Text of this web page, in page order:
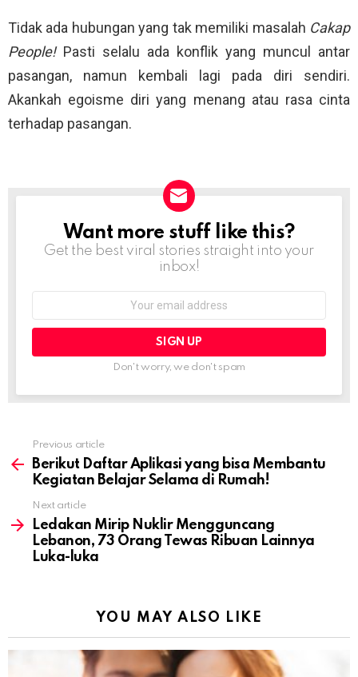
Tidak ada hubungan yang tak memiliki masalah Cakap
People! Pasti selalu ada konflik yang muncul antar
pasangan, namun kembali lagi pada diri sendiri.
Akankah egoisme diri yang menang atau rasa cinta
terhadap pasangan.
NEWSLETTER
Want more stuff like this?
Get the best viral stories straight into your
inbox!
Don't worry, we don't spam
more
Previous article
Berikut Daftar Aplikasi yang bisa Membantu
Kegiatan Belajar Selama di Rumah!
Next article
Ledakan Mirip Nuklir Mengguncang
Lebanon, 73 Orang Tewas Ribuan Lainnya
Luka-luka
YOU MAY ALSO LIKE